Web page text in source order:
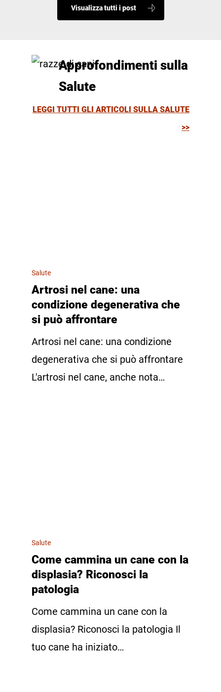
Visualizza tutti i post
Approfondimenti sulla
Salute
LEGGI TUTTI GLI ARTICOLI SULLA SALUTE
>>
Salute
Artrosi nel cane: una
condizione degenerativa che
si può affrontare
Artrosi nel cane: una condizione
degenerativa che si può affrontare
L'artrosi nel cane, anche nota…
Salute
Come cammina un cane con la
displasia? Riconosci la
patologia
Come cammina un cane con la
displasia? Riconosci la patologia Il
tuo cane ha iniziato…